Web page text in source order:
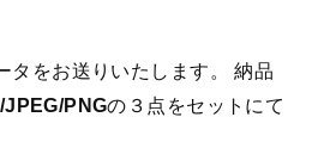
タをお送りいたします。 納品
PNGの３点をセットにて